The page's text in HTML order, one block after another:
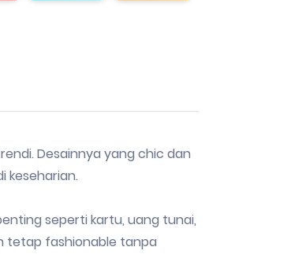
Desainnya yang chic dan
keseharian.
seperti kartu, uang tunai,
tetap fashionable tanpa